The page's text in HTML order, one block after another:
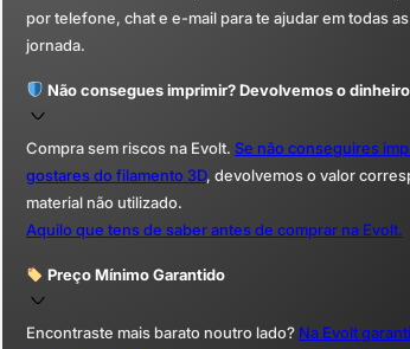
por telefone, chat e e-mail para te ajudar em todas
jornada.
Não consegues imprimir? Devolvemos o
Compra sem riscos na Evolt. Se não conseguires
gostares do filamento 3D, devolvemos o valor
material não utilizado.
Aquilo que tens de saber antes de comprar na Evolt.
Preço Mínimo Garantido
Encontraste mais barato noutro lado? Na Evolt